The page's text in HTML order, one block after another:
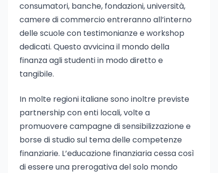
consumatori, banche, fondazioni, università,
camere di commercio entreranno all’interno
delle scuole con testimonianze e workshop
dedicati. Questo avvicina il mondo della
finanza agli studenti in modo diretto e
tangibile.
In molte regioni italiane sono inoltre previste
partnership con enti locali, volte a
promuovere campagne di sensibilizzazione e
borse di studio sul tema delle competenze
finanziarie. L’educazione finanziaria cessa così
di essere una prerogativa del solo mondo